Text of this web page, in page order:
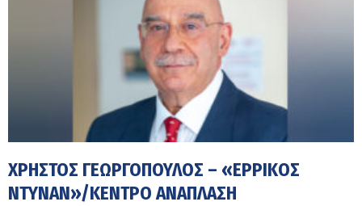
ΧΡΉΣΤΟΣ ΓΕΩΡΓΌΠΟΥΛΟΣ – «ΕΡΡΙΚΟΣ
ΝΤΥΝΑΝ»/ΚΕΝΤΡΟ ΑΝΑΠΛΑΣΗ